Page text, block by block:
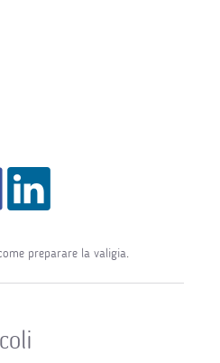
preparare la valigia.